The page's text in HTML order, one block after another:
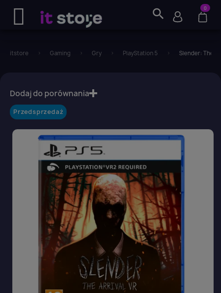
search 0
itstore Gaming Gry PlayStation 5 Slender: The
Przedsprzedaż
Dodaj do porównania